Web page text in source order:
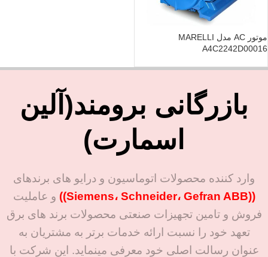
موتور AC مدل MARELLI
A4C2242D00016
بازرگانی برومند(آلین
اسمارت)
وارد کننده محصولات اتوماسیون و درایو های برندهای
((Siemens، Schneider، Gefran ABB))
و عاملیت
فروش و تامین تجهیزات صنعتی محصولات برند های برق
تعهد خود را نسبت ارائه خدمات برتر به مشتریان به
عنوان رسالت اصلی خود معرفی مینماید. این شرکت با